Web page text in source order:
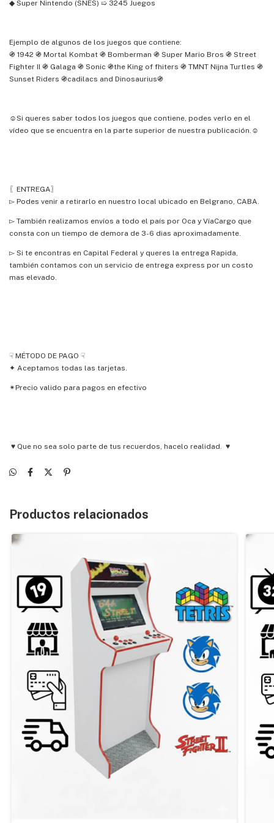
◆ Super Nintendo (SNES) ➯ 3245 Juegos
Ejemplo de algunos de los juegos que contiene:
֍ 1942 ֍ Mortal Kombat ֍ Bomberman ֍ Super Mario Bros ֍ Street
Fighter II ֍ Galaga ֍ Sonic ֍the King of fhiters ֍ TMNT Nijna Turtles ֍
Sunset Riders ֍cadilacs and Dinosaurius֍
☺Si queres saber todos los juegos que contiene, podes verlo en el
vídeo que se encuentra en la parte superior de nuestra publicación.☺
〖ENTREGA〗
▻ Podes venir a retirarlo en nuestro local ubicado en Belgrano, CABA.
▻ También realizamos envíos a todo el país por Oca y VíaCargo que
consta con un tiempo de demora de 3-6 dias aproximadamente.
▻ Si te encontras en Capital Federal y queres la entrega Rapida,
también contamos con un servicio de entrega express por un costo
mas elevado.
☟ MÉTODO DE PAGO ☟
✦ Aceptamos todas las tarjetas.
✴Precio valido para pagos en efectivo
♥ Que no sea solo parte de tus recuerdos, hacelo realidad. ♥
Productos relacionados